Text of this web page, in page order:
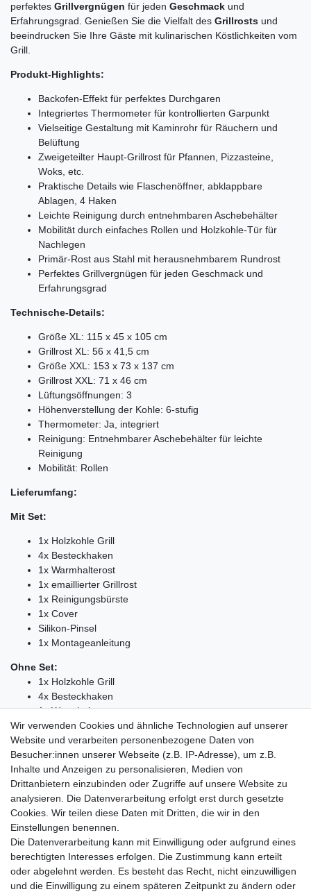
perfektes Grillvergnügen für jeden Geschmack und
Erfahrungsgrad. Genießen Sie die Vielfalt des Grillrosts und
beeindrucken Sie Ihre Gäste mit kulinarischen Köstlichkeiten vom
Grill.
Produkt-Highlights:
Backofen-Effekt für perfektes Durchgaren
Integriertes Thermometer für kontrollierten Garpunkt
Vielseitige Gestaltung mit Kaminrohr für Räuchern und
Belüftung
Zweigeteilter Haupt-Grillrost für Pfannen, Pizzasteine,
Woks, etc.
Praktische Details wie Flaschenöffner, abklappbare
Ablagen, 4 Haken
Leichte Reinigung durch entnehmbaren Aschebehälter
Mobilität durch einfaches Rollen und Holzkohle-Tür für
Nachlegen
Primär-Rost aus Stahl mit herausnehmbarem Rundrost
Perfektes Grillvergnügen für jeden Geschmack und
Erfahrungsgrad
Technische-Details:
Größe XL: 115 x 45 x 105 cm
Grillrost XL: 56 x 41,5 cm
Größe XXL: 153 x 73 x 137 cm
Grillrost XXL: 71 x 46 cm
Lüftungsöffnungen: 3
Höhenverstellung der Kohle: 6-stufig
Thermometer: Ja, integriert
Reinigung: Entnehmbarer Aschebehälter für leichte
Reinigung
Mobilität: Rollen
Lieferumfang:
Mit Set:
1x Holzkohle Grill
4x Besteckhaken
1x Warmhalterost
1x emaillierter Grillrost
1x Reinigungsbürste
1x Cover
Silikon-Pinsel
1x Montageanleitung
Ohne Set:
1x Holzkohle Grill
4x Besteckhaken
1x Warmhalterost
1x emaillierter Grillrost
Silikon-Pinsel
1x Montageanleitung
Einkaufen
Zahlungsarten
Versandarten & -kosten
Warenkorb
Kasse
Wir verwenden Cookies und ähnliche Technologien auf unserer
Website und verarbeiten personenbezogene Daten von
Besucher:innen unserer Webseite (z.B. IP-Adresse), um z.B.
Inhalte und Anzeigen zu personalisieren, Medien von
Drittanbietern einzubinden oder Zugriffe auf unsere Website zu
analysieren. Die Datenverarbeitung erfolgt erst durch gesetzte
Cookies. Wir teilen diese Daten mit Dritten, die wir in den
Einstellungen benennen.
Die Datenverarbeitung kann mit Einwilligung oder aufgrund eines
berechtigten Interesses erfolgen. Die Zustimmung kann erteilt
oder abgelehnt werden. Es besteht das Recht, nicht einzuwilligen
und die Einwilligung zu einem späteren Zeitpunkt zu ändern oder